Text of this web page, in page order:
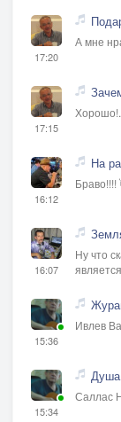
17:20
А мне
17:15
16:12
На
Браво!!!!
16:07
Ну что
15:36
Ивлев
15:34
Душа
Саллас